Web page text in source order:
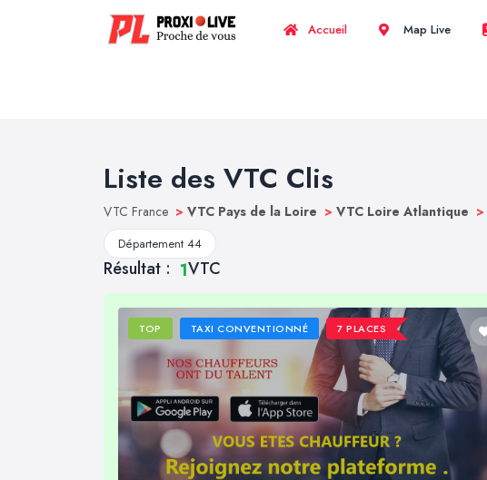
Accueil Map Live
Liste des VTC Clis
VTC France > VTC Pays de la Loire > VTC Loire Atlantique >
Département 44
Résultat : 1VTC
TOP TAXI CONVENTIONNÉ 7 PLACES